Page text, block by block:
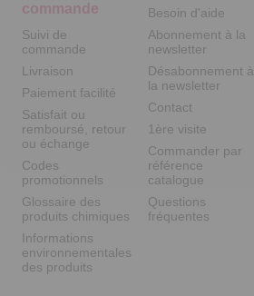
commande
Suivi de
commande
Livraison
Paiement facilité
Satisfait ou
remboursé, retour
ou échange
Codes
promotionnels
Glossaire des
produits chimiques
Informations
environnementales
des produits
Besoin d'aide
Abonnement à la
newsletter
Désabonnement à
la newsletter
Contact
1ère visite
Commander par
référence
catalogue
Questions
fréquentes